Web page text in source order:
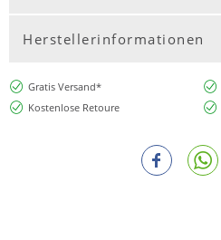
Herstellerinformationen
Gratis Versand*
Kostenlose Retoure